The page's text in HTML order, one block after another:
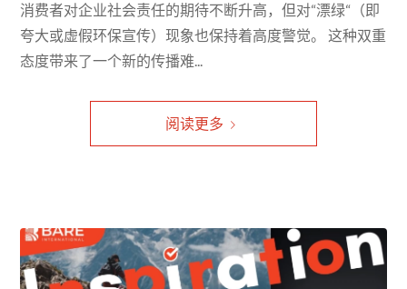
消费者对企业社会责任的期待不断升高，但对“漂绿“（即
夸大或虚假环保宣传）现象也保持着高度警觉。 这种双重
态度带来了一个新的传播难...
阅读更多